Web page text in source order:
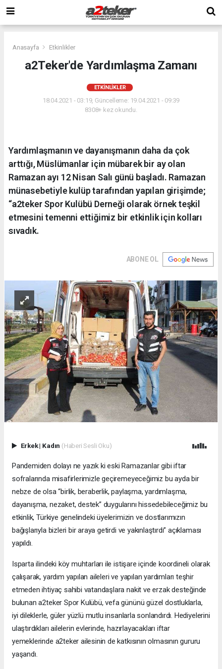
Anasayfa Etkinlikler
a2Teker'de Yardımlaşma Zamanı
ETKINLIKLER
18.04.2021 - 03:19, Güncelleme: 19.04.2021 - 09:39
8308+ kez okundu.
Yardımlaşmanın ve dayanışmanın daha da çok
arttığı, Müslümanlar için mübarek bir ay olan
Ramazan ayı 12 Nisan Salı günü başladı. Ramazan
münasebetiyle kulüp tarafından yapılan girişimde;
“a2teker Spor Kulübü Derneği olarak örnek teşkil
etmesini temenni ettiğimiz bir etkinlik için kolları
sıvadık.
ABONE OL
Erkek| Kadın (Haberi Sesli Oku)
Pandemiden dolayı ne yazık ki eski Ramazanlar gibi iftar
sofralarında misafirlerimizle geçiremeyeceğimiz bu ayda bir
nebze de olsa “birlik, beraberlik, paylaşma, yardımlaşma,
dayanışma, nezaket, destek” duygularını hissedebileceğimiz bu
etkinlik, Türkiye genelindeki üyelerimizin ve dostlarımızın
bağışlarıyla bizleri bir araya getirdi ve yakınlaştırdı” açıklaması
yapıldı.
Isparta ilindeki köy muhtarları ile istişare içinde koordineli olarak
çalışarak, yardım yapılan aileleri ve yapılan yardımları teşhir
etmeden ihtiyaç sahibi vatandaşlara nakit ve erzak desteğinde
bulunan a2teker Spor Kulübü, vefa gününü güzel dostluklarla,
iyi dileklerle, güler yüzlü mutlu insanlarla sonlandırdı. Hediyelerini
ulaştırdıkları ailelerin evlerinde, hazırlayacakları iftar
yemeklerinde a2teker ailesinin de katkısının olmasının gururu
yaşandı.